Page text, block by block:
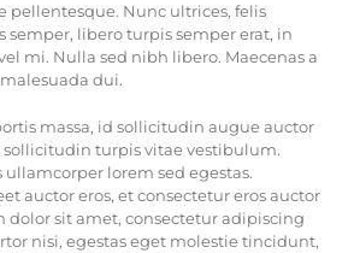
pellentesque. Nunc ultrices, felis
libero turpis semper erat, in
mi. Nulla sed nibh libero. Maecenas a
dui.
massa, id sollicitudin augue auctor
sollicitudin turpis vitae vestibulum.
lorem sed egestas.
auctor eros, et consectetur eros auctor
dolor sit amet, consectetur adipiscing
nisi, egestas eget molestie tincidunt,